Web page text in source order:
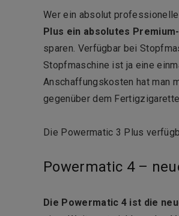
Wer ein absolut
Plus ein absolutes
sparen. Verfügbar bei
Stopfmaschine ist ja eine
Anschaffungskosten hat man
gegenüber dem
Die Powermatic 3 Plus
Powermatic 4 –
Die Powermatic 4 ist die